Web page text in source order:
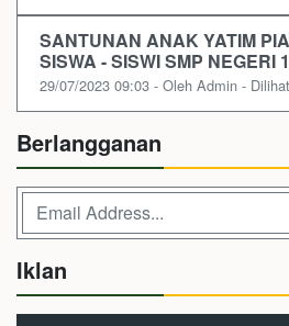
SANTUNAN ANAK YATIM
SISWA - SISWI SMP NEGERI
29/07/2023 09:03 - Oleh Admin -
Berlangganan
Iklan